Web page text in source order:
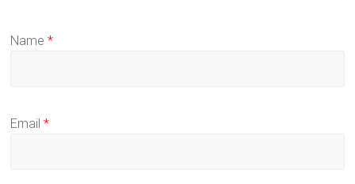
Name*
Email*